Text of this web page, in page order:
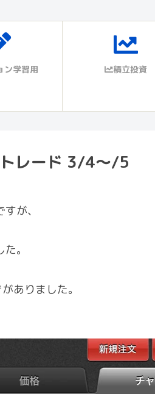
ン学習用 積立投資
レード 3/4～/5
が、
。
ありました。